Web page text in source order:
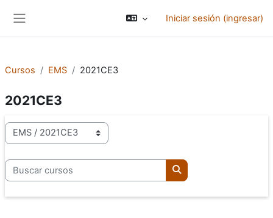
Iniciar sesión (ingresar)
Cursos EMS 2021CE3
2021CE3
Categorías
Buscar cursos
Buscar cursos